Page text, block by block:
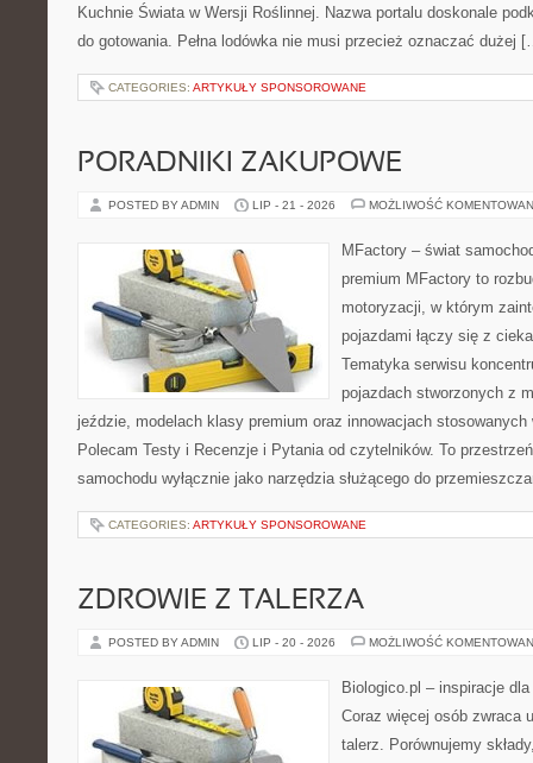
Kuchnie Świata w Wersji Roślinnej. Nazwa portalu doskonale
do gotowania. Pełna lodówka nie musi przecież oznaczać dużej
CATEGORIES: ARTYKUŁY SPONSOROWANE
PORADNIKI ZAKUPOWE
POSTED BY ADMIN LIP - 21 - 2026 MOŻLIWOŚĆ
MFactory – świat
premium MFactory to
motoryzacji, w którym
pojazdami łączy się z
Tematyka serwisu
pojazdach stworzonych z
jeździe, modelach klasy premium oraz innowacjach
Polecam Testy i Recenzje i Pytania od czytelników. To
samochodu wyłącznie jako narzędzia służącego do
CATEGORIES: ARTYKUŁY SPONSOROWANE
ZDROWIE Z TALERZA
POSTED BY ADMIN LIP - 20 - 2026 MOŻLIWOŚĆ
Biologico.pl – inspiracje
Coraz więcej osób zwraca
talerz. Porównujemy